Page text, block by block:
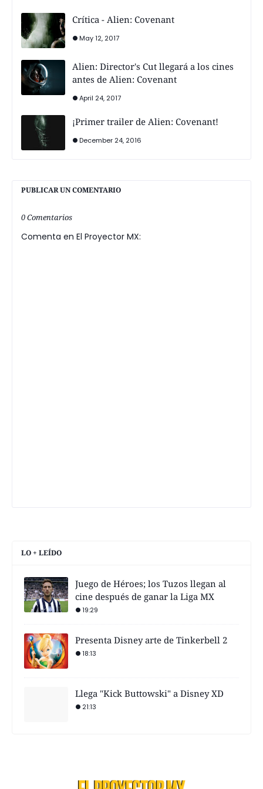
Crítica - Alien: Covenant
May 12, 2017
Alien: Director's Cut llegará a los cines
antes de Alien: Covenant
April 24, 2017
¡Primer trailer de Alien: Covenant!
December 24, 2016
PUBLICAR UN COMENTARIO
0 Comentarios
Comenta en El Proyector MX:
LO + LEÍDO
Juego de Héroes; los Tuzos llegan al
cine después de ganar la Liga MX
19:29
Presenta Disney arte de Tinkerbell 2
18:13
Llega "Kick Buttowski" a Disney XD
21:13